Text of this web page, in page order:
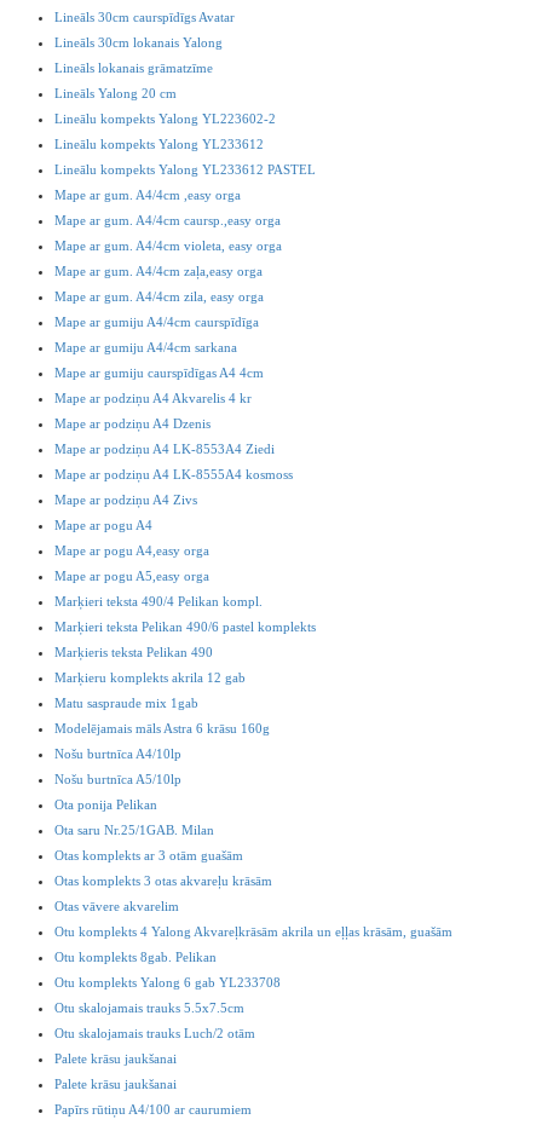
Lineāls 30cm caurspīdīgs Avatar
Lineāls 30cm lokanais Yalong
Lineāls lokanais grāmatzīme
Lineāls Yalong 20 cm
Lineālu kompekts Yalong YL223602-2
Lineālu kompekts Yalong YL233612
Lineālu kompekts Yalong YL233612 PASTEL
Mape ar gum. A4/4cm ,easy orga
Mape ar gum. A4/4cm caursp.,easy orga
Mape ar gum. A4/4cm violeta, easy orga
Mape ar gum. A4/4cm zaļa,easy orga
Mape ar gum. A4/4cm zila, easy orga
Mape ar gumiju A4/4cm caurspīdīga
Mape ar gumiju A4/4cm sarkana
Mape ar gumiju caurspīdīgas A4 4cm
Mape ar podziņu A4 Akvarelis 4 kr
Mape ar podziņu A4 Dzenis
Mape ar podziņu A4 LK-8553A4 Ziedi
Mape ar podziņu A4 LK-8555A4 kosmoss
Mape ar podziņu A4 Zivs
Mape ar pogu A4
Mape ar pogu A4,easy orga
Mape ar pogu A5,easy orga
Marķieri teksta 490/4 Pelikan kompl.
Marķieri teksta Pelikan 490/6 pastel komplekts
Marķieris teksta Pelikan 490
Marķieru komplekts akrila 12 gab
Matu saspraude mix 1gab
Modelējamais māls Astra 6 krāsu 160g
Nošu burtnīca A4/10lp
Nošu burtnīca A5/10lp
Ota ponija Pelikan
Ota saru Nr.25/1GAB. Milan
Otas komplekts ar 3 otām guašām
Otas komplekts 3 otas akvareļu krāsām
Otas vāvere akvarelim
Otu komplekts 4 Yalong Akvareļkrāsām akrila un eļļas krāsām, guašām
Otu komplekts 8gab. Pelikan
Otu komplekts Yalong 6 gab YL233708
Otu skalojamais trauks 5.5x7.5cm
Otu skalojamais trauks Luch/2 otām
Palete krāsu jaukšanai
Palete krāsu jaukšanai
Papīrs rūtiņu A4/100 ar caurumiem